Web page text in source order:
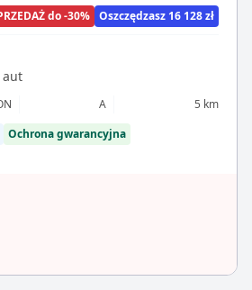
do -30% Oszczędzasz 16 128 zł
aut
A
5 km
Ochrona gwarancyjna